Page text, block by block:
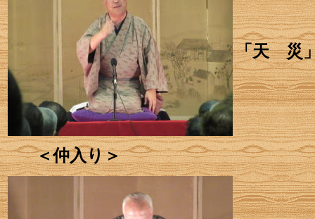
「天 災
＜仲入り＞